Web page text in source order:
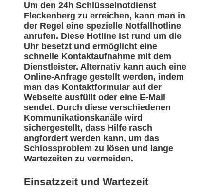
Um den 24h Schlüsselnotdienst
Fleckenberg zu erreichen, kann man in
der Regel eine spezielle Notfallhotline
anrufen. Diese Hotline ist rund um die
Uhr besetzt und ermöglicht eine
schnelle Kontaktaufnahme mit dem
Dienstleister. Alternativ kann auch eine
Online-Anfrage gestellt werden, indem
man das Kontaktformular auf der
Webseite ausfüllt oder eine E-Mail
sendet. Durch diese verschiedenen
Kommunikationskanäle wird
sichergestellt, dass Hilfe rasch
angfordert werden kann, um das
Schlossproblem zu lösen und lange
Wartezeiten zu vermeiden.
Einsatzzeit und Wartezeit